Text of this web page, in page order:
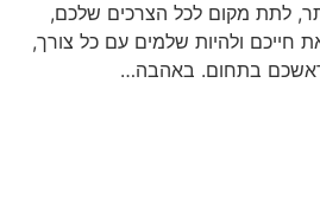
לתת מקום לכל הצרכים שלכם,
חייכם ולהיות שלמים עם כל צורך,
בתחום. באהבה…